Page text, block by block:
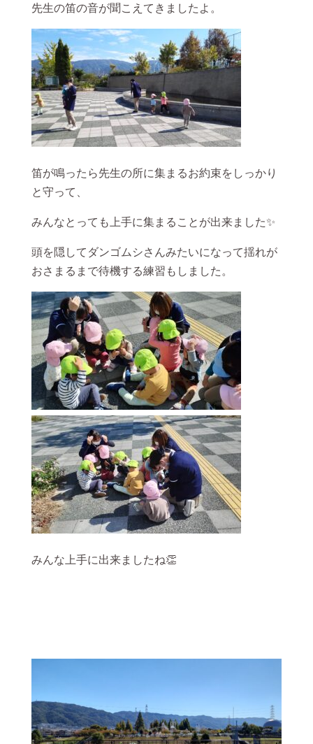
先生の笛の音が聞こえてきましたよ。
笛が鳴ったら先生の所に集まるお約束をしっかり
と守って、
みんなとっても上手に集まることが出来ました✨
頭を隠してダンゴムシさんみたいになって揺れが
おさまるまで待機する練習もしました。
みんな上手に出来ましたね👏